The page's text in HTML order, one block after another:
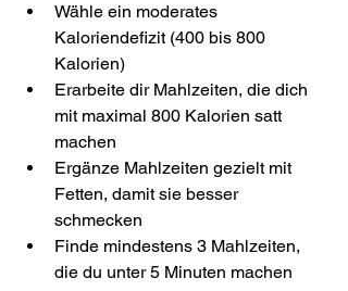
Wähle ein moderates
Kaloriendefizit (400 bis 800
Kalorien)
Erarbeite dir Mahlzeiten, die dich
mit maximal 800 Kalorien satt
machen
Ergänze Mahlzeiten gezielt mit
Fetten, damit sie besser
schmecken
Finde mindestens 3 Mahlzeiten,
die du unter 5 Minuten machen